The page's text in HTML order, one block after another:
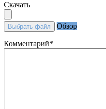
Скачать
Выбрать файл Обзор
Комментарий*